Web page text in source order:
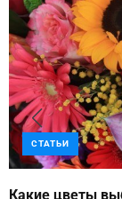
СТАТЬИ
Какие цветы